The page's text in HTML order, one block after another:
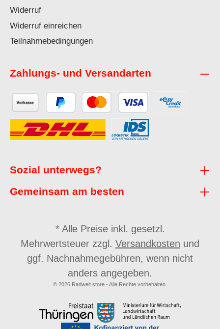
Widerruf
Widerruf einreichen
Teilnahmebedingungen
Zahlungs- und Versandarten
Sozial unterwegs?
Gemeinsam am besten
* Alle Preise inkl. gesetzl.
Mehrwertsteuer zzgl. Versandkosten und
ggf. Nachnahmegebühren, wenn nicht
anders angegeben.
© 2026 Radwelt.store - Alle Rechte vorbehalten.